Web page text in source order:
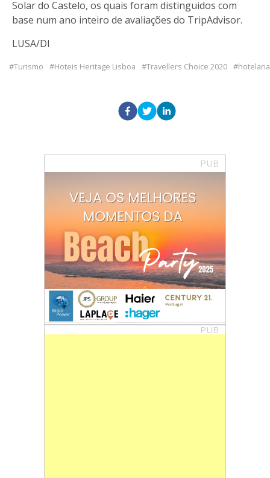
Solar do Castelo, os quais foram distinguidos com
base num ano inteiro de avaliações do TripAdvisor.
LUSA/DI
Turismo Hoteis Heritage Lisboa Travellers Choice 2020 hotelaria
PUB
PUB